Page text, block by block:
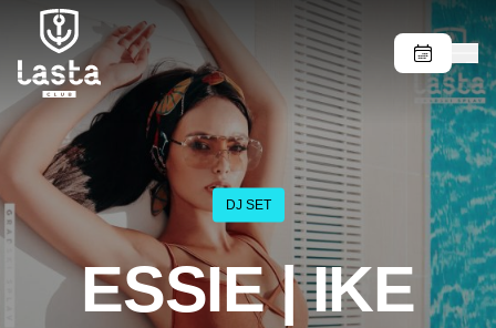
DJ SET
ESSIE | IKE